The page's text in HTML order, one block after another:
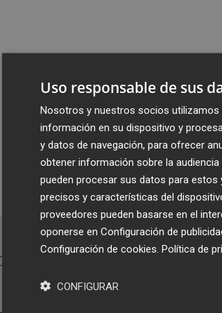
Recibe
Plaza
Uso responsable de sus
Nosotros y nuestros socios utilizamos
información en su dispositivo y
y datos de navegación, para ofrecer
obtener información sobre la audiencia
pueden procesar sus datos para
precisos y características del
proveedores pueden basarse en el
oponerse en Configuración de
Configuración de cookies Política de
CONFIGURAR